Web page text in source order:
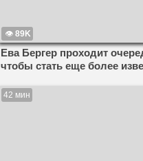
89K
Ева Бергер проходит
чтобы стать еще более
42 мин